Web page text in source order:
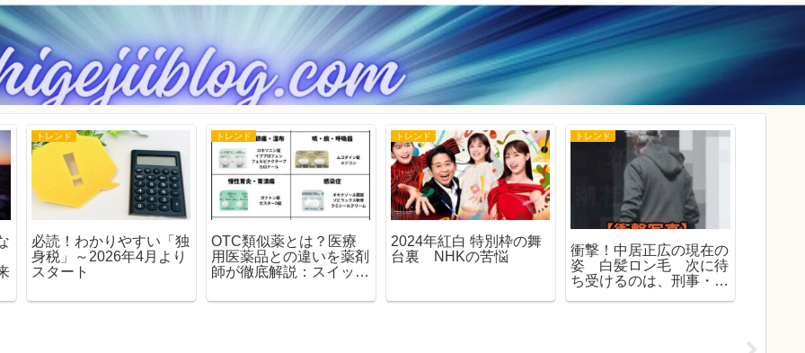
トレンド
必読！わかりやすい「独
身税」～2026年4月より
スタート
トレンド
OTC類似薬とは？医療
用医薬品との違いを薬剤
師が徹底解説：スイッチ
完全ガイド
トレンド
2024年紅白 特別枠の舞
台裏 NHKの苦悩
トレンド
衝撃！中居正広の現在の
姿 白髪ロン毛 次に待
ち受けるのは、刑事・民